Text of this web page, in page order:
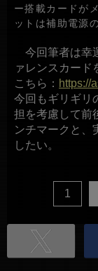
ー搭載カードが
ットは補助電源
今回筆者は幸
ァレンスカード
こちら： https://
今回もギリギリ
担を考慮して前
ンチマークと、
したい。
1